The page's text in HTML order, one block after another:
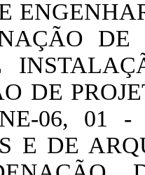
DE
DE
06, 01
E DE